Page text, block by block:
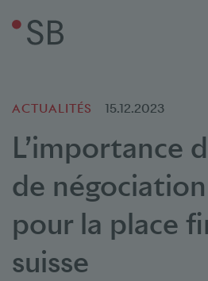
ACTUALITÉS 15.12.2023
L’importance
de
pour la place
suisse